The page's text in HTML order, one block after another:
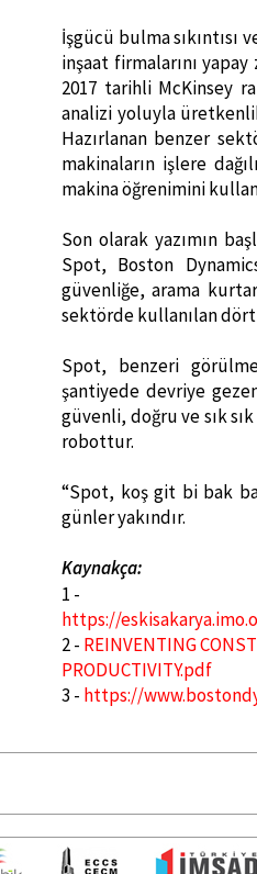
İşgücü bulma
inşaat firmalarını
2017 tarihli McKinsey
analizi yoluyla
Hazırlanan benzer
makinaların işlere
makina öğrenimini
Son olarak yazımın
Spot, Boston
güvenliğe, arama
sektörde kullanılan
Spot, benzeri
şantiyede devriye
güvenli, doğru ve sık
robottur.
“Spot, koş git bi bak
günler yakındır.
Kaynakça:
1 -
https://
2 - REINVENTING
PRODUCTIVITY.pdf
3 - https://